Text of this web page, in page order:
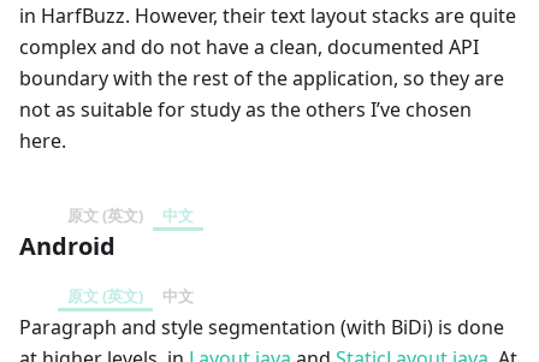
in HarfBuzz. However, their text layout stacks are quite
complex and do not have a clean, documented API
boundary with the rest of the application, so they are
not as suitable for study as the others I’ve chosen
here.
原文 (英文) 中文
Android
原文 (英文) 中文
Paragraph and style segmentation (with BiDi) is done